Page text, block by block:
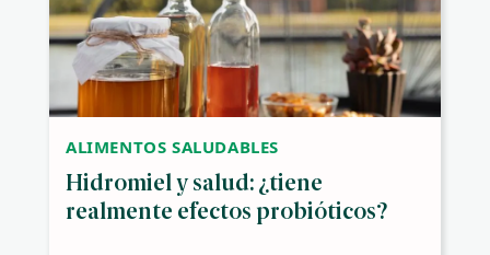
ALIMENTOS SALUDABLES
Hidromiel y salud: ¿tiene
realmente efectos probióticos?